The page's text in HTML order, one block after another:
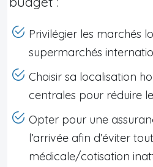
Privilégier les marchés
supermarchés
Choisir sa localisation
centrales pour réduire
Opter pour une
l’arrivée afin d’éviter
médicale/cotisation